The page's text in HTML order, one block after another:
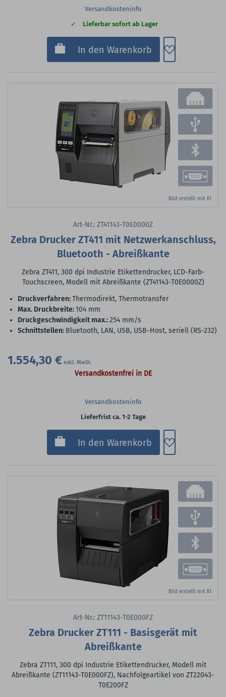
Versandkosteninfo
Lieferbar sofort ab Lager
In den Warenkorb Zum
Bild erstellt mit KI
Art-Nr.: ZT41143-T0E0000Z
Zebra Drucker ZT411 mit Netzwerkanschluss,
Bluetooth - Abreißkante
Zebra ZT411, 300 dpi Industrie Etikettendrucker, LCD-Farb-
Touchscreen, Modell mit Abreißkante (ZT41143-T0E0000Z)
Druckverfahren:Thermodirekt, Thermotransfer
max. Druckbreite:104 mm
Druckgeschwindigkeit max.:254 mm/s
Schnittstellen: Bluetooth, LAN, USB, USB-Host, seriell (RS-232)
1.554,30 €
Versandkostenfrei in DE
Versandkosteninfo
Lieferfrist ca. 1-2 Tage
In den Warenkorb Zum
Bild erstellt mit KI
Art-Nr.: ZT11143-T0E000FZ
Zebra Drucker ZT111 - Basisgerät mit
Abreißkante
Zebra ZT111, 300 dpi Industrie Etikettendrucker, Modell mit
Abreißkante (ZT11143-T0E000FZ), Nachfolgeartikel von ZT22043-
T0E200FZ